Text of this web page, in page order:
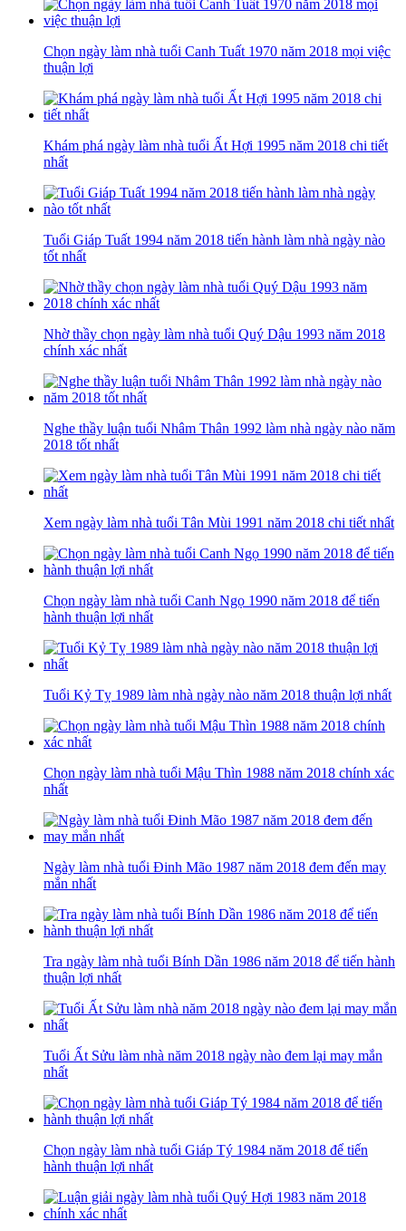
​​​​​​​Chọn ngày làm nhà tuổi Canh Tuất 1970 năm 2018 mọi việc
thuận lợi
Khám phá ngày làm nhà tuổi Ất Hợi 1995 năm 2018 chi tiết
nhất
Tuổi Giáp Tuất 1994 năm 2018 tiến hành làm nhà ngày nào
tốt nhất
Nhờ thầy chọn ngày làm nhà tuổi Quý Dậu 1993 năm 2018
chính xác nhất
Nghe thầy luận tuổi Nhâm Thân 1992 làm nhà ngày nào năm
2018 tốt nhất
Xem ngày làm nhà tuổi Tân Mùi 1991 năm 2018 chi tiết nhất
Chọn ngày làm nhà tuổi Canh Ngọ 1990 năm 2018 để tiến
hành thuận lợi nhất
Tuổi Kỷ Tỵ 1989 làm nhà ngày nào năm 2018 thuận lợi nhất
Chọn ngày làm nhà tuổi Mậu Thìn 1988 năm 2018 chính xác
nhất
Ngày làm nhà tuổi Đinh Mão 1987 năm 2018 đem đến may
mắn nhất
Tra ngày làm nhà tuổi Bính Dần 1986 năm 2018 để tiến hành
thuận lợi nhất
Tuổi Ất Sửu làm nhà năm 2018 ngày nào đem lại may mắn
nhất
Chọn ngày làm nhà tuổi Giáp Tý 1984 năm 2018 để tiến
hành thuận lợi nhất